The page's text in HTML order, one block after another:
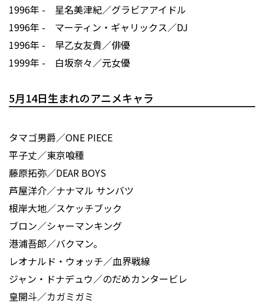
1996年 - 星名美津紀／グラビアアイドル
1996年 - マーティン・ギャリックス／DJ
1996年 - 早乙女友貴／俳優
1999年 - 白坂奈々／元女優
5月14日生まれのアニメキャラ
タマゴ男爵／ONE PIECE
平子丈／東京喰種
藤原拓弥／DEAR BOYS
芦屋洋介／ナナマル サンバツ
根岸大地／スケッチブック
ブロン／シャーマンキング
港浦吾郎／バクマン。
レオナルド・ウォッチ／血界戦線
ジャン・ドナデュウ／のだめカンタービレ
皇開斗／カガミガミ